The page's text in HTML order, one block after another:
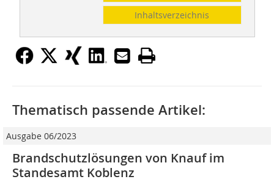
Inhaltsverzeichnis
Thematisch passende Artikel:
Ausgabe 06/2023
Brandschutzlösungen von Knauf im
Standesamt Koblenz